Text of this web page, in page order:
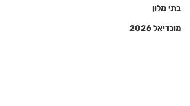
בתי מלון
מונדיאל 2026